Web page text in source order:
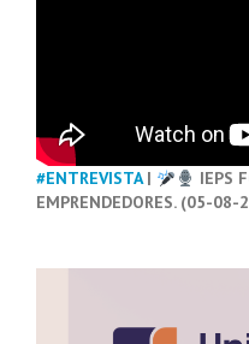
#ENTREVISTA|
IEPS
EMPRENDEDORES. (05-08-